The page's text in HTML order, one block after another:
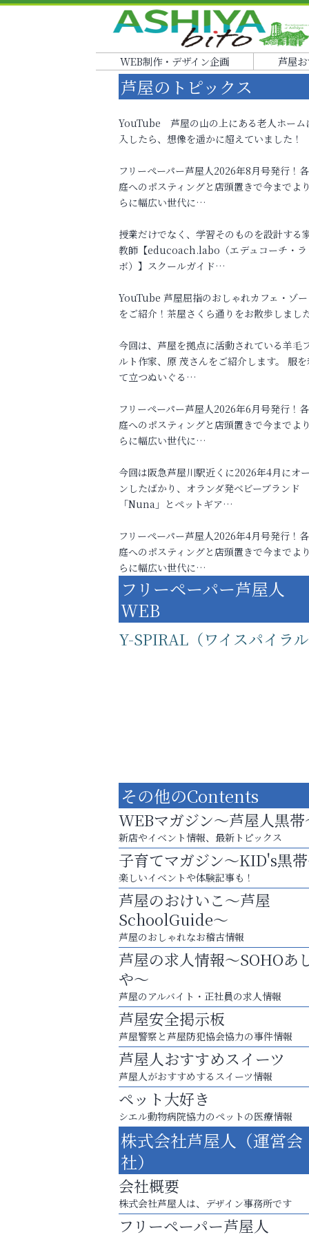
WEB制作・デザイン企画 芦屋
芦屋のトピックス
YouTube 芦屋の山の上にある老人ホーム
入したら、想像を遥かに超えていました！
フリーペーパー芦屋人2026年8月号発行！
庭へのポスティングと店頭置きで今までよ
らに幅広い世代に…
授業だけでなく、学習そのものを設計する
教師【educoach.labo（エデュコーチ・ラ
ボ）】スクールガイド…
YouTube 芦屋屈指のおしゃれカフェ・ゾ
をご紹介！茶屋さくら通りをお散歩しまし
今回は、芦屋を拠点に活動されている羊毛
ルト作家、原 茂さんをご紹介します。 服を
て立つぬいぐる…
フリーペーパー芦屋人2026年6月号発行！
庭へのポスティングと店頭置きで今までよ
らに幅広い世代に…
今回は阪急芦屋川駅近くに2026年4月にオ
ンしたばかり、オランダ発ベビーブランド
「Nuna」とペットギア…
フリーペーパー芦屋人2026年4月号発行！
庭へのポスティングと店頭置きで今までよ
らに幅広い世代に…
フリーペーパー芦屋人
WEB
Y-SPIRAL（ワイスパイラル
運動不足「動かない」を解消しませんか？
そうさくてっぱん樹々
８周年コースが半額以下の8,000円！
神戸牛ステーキに舌鼓♪
芦屋インターナショナルスク
ール
その他のContents
WEBマガジン～芦屋人黒帯
新店やイベント情報、最新トピックス
子育てマガジン～KID's黒
楽しいイベントや体験記事も！
芦屋のおけいこ～芦屋
SchoolGuide～
芦屋のおしゃれなお稽古情報
芦屋の求人情報～SOHOあ
や～
芦屋のアルバイト・正社員の求人情報
芦屋安全掲示板
芦屋警察と芦屋防犯協会協力の事件情報
芦屋人おすすめスイーツ
芦屋人がおすすめするスイーツ情報
ペット大好き
シエル動物病院協力のペットの医療情報
株式会社芦屋人（運営会
社）
会社概要
株式会社芦屋人は、デザイン事務所です
フリーペーパー芦屋人